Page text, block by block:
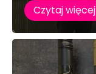
Czytaj więcej